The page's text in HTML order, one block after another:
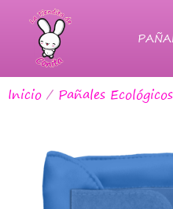
Inicio / Pañales Ecológicos